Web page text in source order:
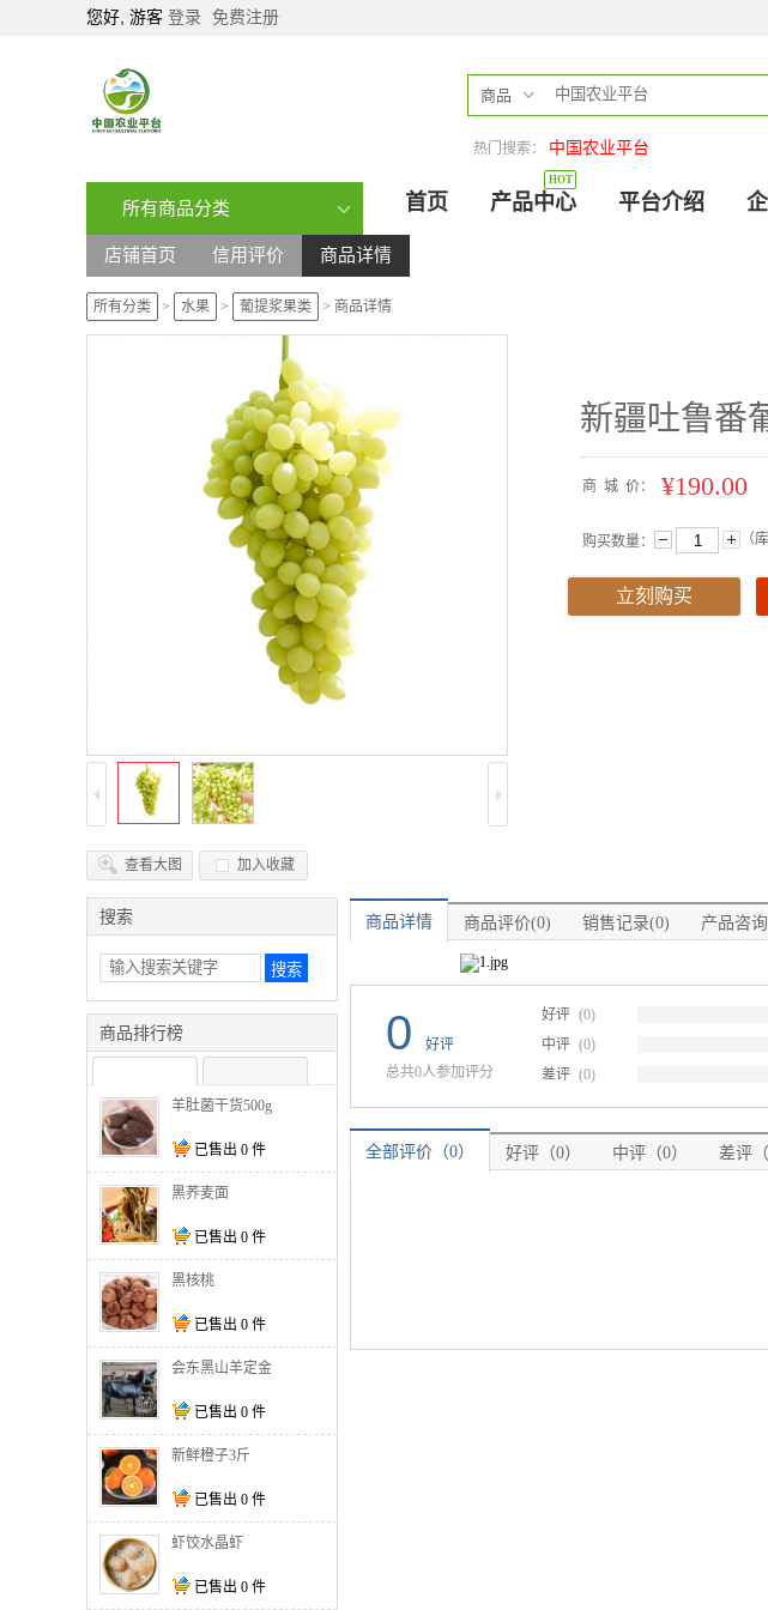
您好, 游客 登录 免费注册
商品
热门搜索： 中国农业平台
所有商品分类 首页 产品中心
HOT
平台介绍
店铺首页 信用评价 商品详情
所有分类 > 水果 > 葡提浆果类 > 商品详情
查看大图 加入收藏
新疆吐鲁番
商 城 价： ¥190.00
购买数量： （
立刻购买
搜索
商品排行榜
羊肚菌干货500g
已售出 0 件
黑荞麦面
已售出 0 件
黑核桃
已售出 0 件
会东黑山羊定金
已售出 0 件
新鲜橙子3斤
已售出 0 件
虾饺水晶虾
已售出 0 件
商品详情 商品评价(0) 销售记录(0) 产品咨询
0
好评
总共0人参加评分
好评 (0)
中评 (0)
差评 (0)
全部评价（0） 好评（0） 中评（0） 差评（